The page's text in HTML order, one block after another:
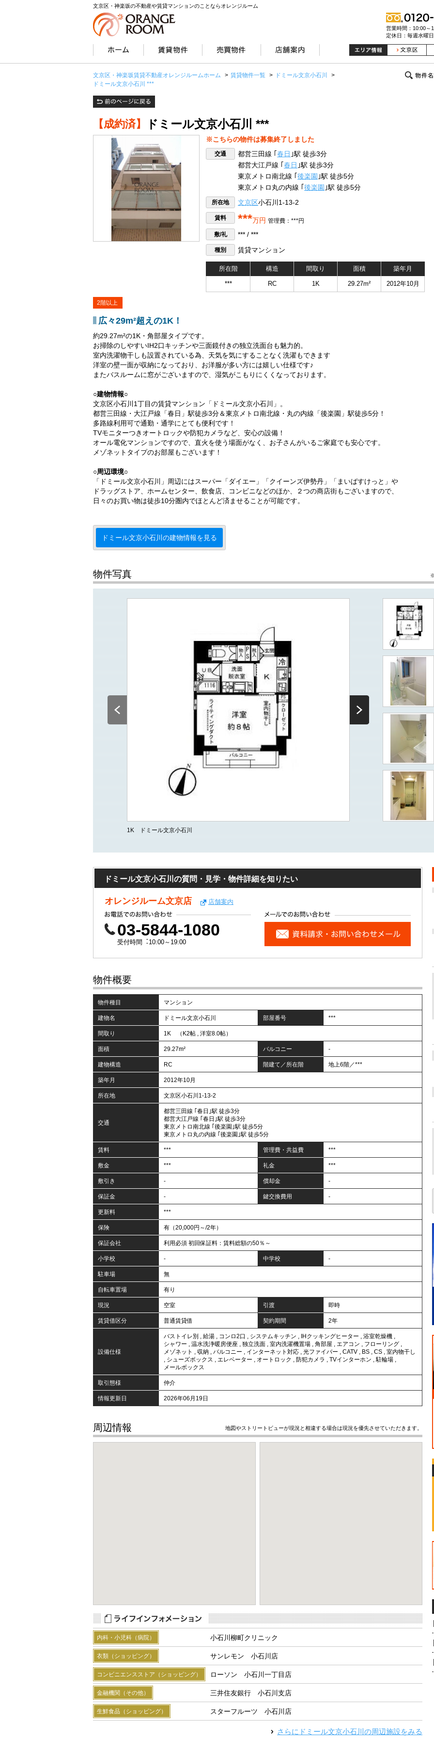
文京区・神楽坂の不動産や賃貸マンションのことならオレンジルーム
営業時間：10:00～
定休日：毎週水曜日
文京区・神楽坂賃貸不動産オレンジルームホーム > 賃貸物件一覧 > ドミール文京小石川
>
ドミール文京小石川 ***
【成約済】 ドミール文京小石川 ***
※こちらの物件は募集終了しました
交通 都営三田線 ｢ 春日 ｣駅 徒歩3分
都営大江戸線 ｢ 春日 ｣駅 徒歩3分
東京メトロ南北線 ｢ 後楽園 ｣駅 徒歩5分
東京メトロ丸の内線 ｢ 後楽園 ｣駅 徒歩5分
所在地 文京区小石川1-13-2
賃料 ***万円 管理費：***円
敷/礼
*** / ***
種別 賃貸マンション
所在階 構造 間取り 面積 築年月
*** RC 1K 29.27m² 2012年10月
2階以上
広々29m²超えの1K！
約29.27m²の1K・角部屋タイプです。
お掃除のしやすいIH2口キッチンや三面鏡付きの独立洗面台も魅力的。
室内洗濯物干しも設置されている為、天気を気にすることなく洗濯もできます
洋室の壁一面が収納になっており、お洋服が多い方には嬉しい仕様です♪
またバスルームに窓がございますので、湿気がこもりにくくなっております。
○建物情報○
文京区小石川1丁目の賃貸マンション「ドミール文京小石川」。
都営三田線・大江戸線「春日」駅徒歩3分＆東京メトロ南北線・丸の内線「後楽園」駅徒歩5分！
多路線利用可で通勤・通学にとても便利です！
TVモニターつきオートロックや防犯カメラなど、安心の設備！
オール電化マンションですので、直火を使う場面がなく、お子さんがいるご家庭でも安心です。
メゾネットタイプのお部屋もございます！
○周辺環境○
「ドミール文京小石川」周辺にはスーパー「ダイエー」「クイーンズ伊勢丹」「まいばすけっと」や
ドラッグストア、ホームセンター、飲食店、コンビニなどのほか、２つの商店街もございますので、
日々のお買い物は徒歩10分圏内でほとんど済ませることが可能です。
ドミール文京小石川の建物情報を見る
物件写真
1K ドミール文京小石川
ドミール文京小石川の質問・見学・物件詳細を知りたい
オレンジルーム文京店 店舗案内
03-5844-1080
受付時間︓10:00～19:00
物件概要
物件種目 マンション
建物名 ドミール文京小石川 部屋番号 ***
間取り 1K （K2帖 , 洋室8.0帖）
面積 29.27m² バルコニー -
建物構造 RC 階建て／所在階 地上6階／***
築年月 2012年10月
所在地 文京区小石川1-13-2
交通
都営三田線 ｢春日｣駅 徒歩3分
都営大江戸線 ｢春日｣駅 徒歩3分
東京メトロ南北線 ｢後楽園｣駅 徒歩5分
東京メトロ丸の内線 ｢後楽園｣駅 徒歩5分
賃料 *** 管理費・共益費 ***
敷金 *** 礼金 ***
敷引き - 償却金 -
保証金 - 鍵交換費用 -
更新料 ***
保険 有（20,000円～/2年）
保証会社 利用必須 初回保証料：賃料総額の50％～
小学校 - 中学校 -
駐車場 無
自転車置場 有り
現況 空室 引渡 即時
賃貸借区分 普通賃貸借 契約期間 2年
設備仕様
バストイレ別 , 給湯 , コンロ2口 , システムキッチン , IHクッキングヒーター , 浴室乾燥機 ,
シャワー , 温水洗浄暖房便座 , 独立洗面 , 室内洗濯機置場 , 角部屋 , エアコン , フローリング ,
メゾネット , 収納 , バルコニー , インターネット対応 , 光ファイバー , CATV , BS , CS , 室内物干し
, シューズボックス , エレベーター , オートロック , 防犯カメラ , TVインターホン ,駐輪場 ,
メールボックス
取引態様 仲介
情報更新日 2026年06月19日
周辺情報 地図やストリートビューが現況と相違する場合は現況を優先させていただきます。
内科・小児科（病院） 小石川柳町クリニック
衣類（ショッピング） サンレモン 小石川店
コンビニエンスストア（ショッピング） ローソン 小石川一丁目店
金融機関（その他） 三井住友銀行 小石川支店
生鮮食品（ショッピング） スターフルーツ 小石川店
さらに ドミール文京小石川 の周辺施設をみる